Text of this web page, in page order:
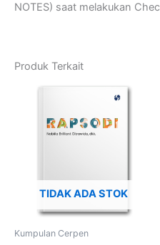
NOTES) saat melakukan
Produk Terkait
TIDAK ADA STOK
Kumpulan Cerpen